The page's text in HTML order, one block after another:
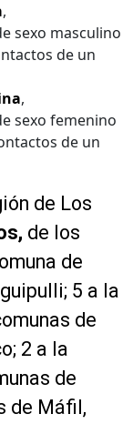
,
sexo masculino
de un
,
sexo femenino
de un
de Los
de los
de
5 a la
de
2 a la
de
de Máfil,